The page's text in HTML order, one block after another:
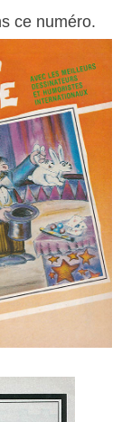
ce numéro.